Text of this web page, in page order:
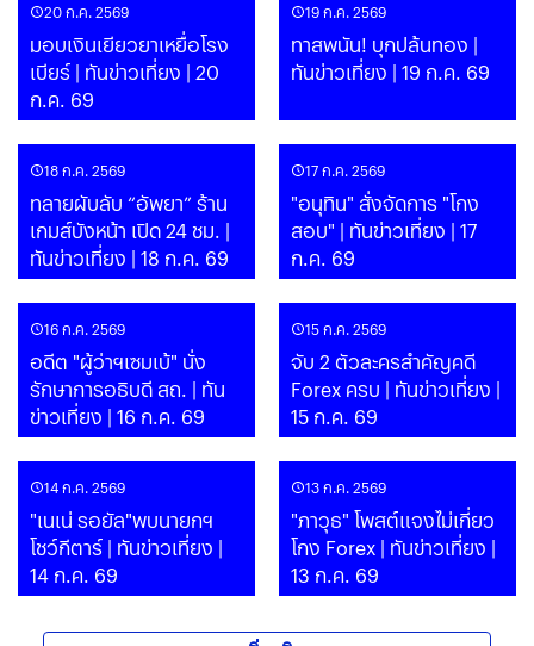
20 ก.ค. 2569
มอบเงินเยียวยาเหยื่อโรง
เบียร์ | ทันข่าวเที่ยง | 20
ก.ค. 69
19 ก.ค. 2569
ทาสพนัน! บุกปล้นทอง |
ทันข่าวเที่ยง | 19 ก.ค. 69
18 ก.ค. 2569
ทลายผับลับ “อัพยา” ร้าน
เกมส์บังหน้า เปิด 24 ชม. |
ทันข่าวเที่ยง | 18 ก.ค. 69
17 ก.ค. 2569
"อนุทิน" สั่งจัดการ "โกง
สอบ" | ทันข่าวเที่ยง | 17
ก.ค. 69
16 ก.ค. 2569
อดีต "ผู้ว่าฯเซมเบ้" นั่ง
รักษาการอธิบดี สถ. | ทัน
ข่าวเที่ยง | 16 ก.ค. 69
15 ก.ค. 2569
จับ 2 ตัวละครสำคัญคดี
Forex ครบ | ทันข่าวเที่ยง |
15 ก.ค. 69
14 ก.ค. 2569
"เนเน่ รอยัล"พบนายกฯ
โชว์กีตาร์ | ทันข่าวเที่ยง |
14 ก.ค. 69
13 ก.ค. 2569
"ภาวุธ" โพสต์แจงไม่เกี่ยว
โกง Forex | ทันข่าวเที่ยง |
13 ก.ค. 69